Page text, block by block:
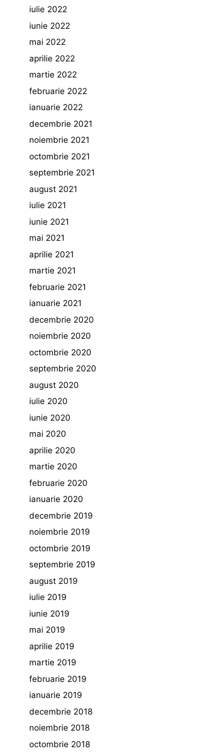
iulie 2022
iunie 2022
mai 2022
aprilie 2022
martie 2022
februarie 2022
ianuarie 2022
decembrie 2021
noiembrie 2021
octombrie 2021
septembrie 2021
august 2021
iulie 2021
iunie 2021
mai 2021
aprilie 2021
martie 2021
februarie 2021
ianuarie 2021
decembrie 2020
noiembrie 2020
octombrie 2020
septembrie 2020
august 2020
iulie 2020
iunie 2020
mai 2020
aprilie 2020
martie 2020
februarie 2020
ianuarie 2020
decembrie 2019
noiembrie 2019
octombrie 2019
septembrie 2019
august 2019
iulie 2019
iunie 2019
mai 2019
aprilie 2019
martie 2019
februarie 2019
ianuarie 2019
decembrie 2018
noiembrie 2018
octombrie 2018